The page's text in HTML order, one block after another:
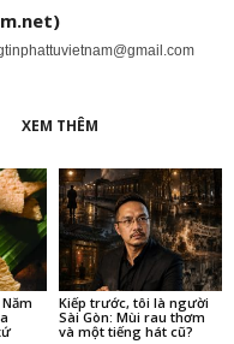
XEM THÊM
Kiếp trước, tôi là người
Sài Gòn: Mùi rau thơm
và một tiếng hát cũ?